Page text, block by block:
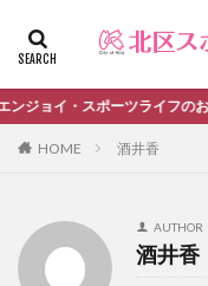
ョイ・スポーツライフのお
HOME 酒井香
AUTHOR
酒井香
ファッション デザイン
カテゴリー
＃活動報告
おしらせ
お知